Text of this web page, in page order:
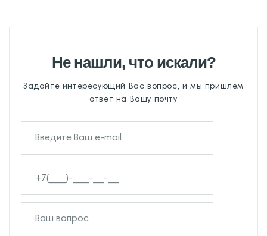
Не нашли, что искали?
Задайте интересующий Вас вопрос, и мы пришлем
ответ на Вашу почту